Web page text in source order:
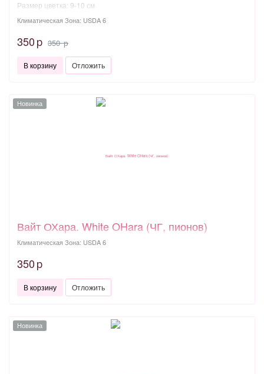
Размер цветка: 9-10 см
Климатическая Зона: USDA 6
350 p 350 p
В корзину Отложить
Новинка
Вайт ОХара. White OHara (ЧГ, пионов)
Климатическая Зона: USDA 6
350 p
В корзину Отложить
Новинка